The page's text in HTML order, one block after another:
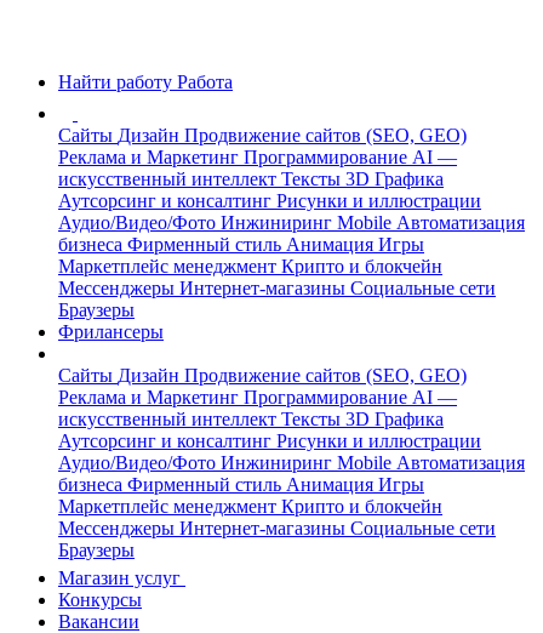
Найти работу Работа
Сайты Дизайн Продвижение сайтов (SEO, GEO)
Реклама и Маркетинг Программирование AI —
искусственный интеллект Тексты 3D Графика
Аутсорсинг и консалтинг Рисунки и иллюстрации
Аудио/Видео/Фото Инжиниринг Mobile Автоматизация
бизнеса Фирменный стиль Анимация Игры
Маркетплейс менеджмент Крипто и блокчейн
Мессенджеры Интернет-магазины Социальные сети
Браузеры
Фрилансеры
Сайты Дизайн Продвижение сайтов (SEO, GEO)
Реклама и Маркетинг Программирование AI —
искусственный интеллект Тексты 3D Графика
Аутсорсинг и консалтинг Рисунки и иллюстрации
Аудио/Видео/Фото Инжиниринг Mobile Автоматизация
бизнеса Фирменный стиль Анимация Игры
Маркетплейс менеджмент Крипто и блокчейн
Мессенджеры Интернет-магазины Социальные сети
Браузеры
Магазин услуг
Конкурсы
Вакансии